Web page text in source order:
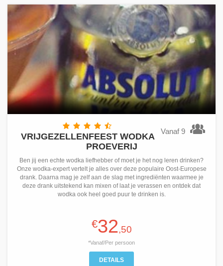
Vanaf 9
VRIJGEZELLENFEEST WODKA
PROEVERIJ
Ben jij een echte wodka liefhebber of moet je het nog leren drinken?
Onze wodka-expert vertelt je alles over deze populaire Oost-Europese
drank. Daarna mag je zelf aan de slag met ingrediënten waarmee je
deze drank uitstekend kan mixen of laat je verassen en ontdek dat
wodka ook heel goed puur te drinken is.
€32,50
*Vanaf/Per persoon
DETAILS